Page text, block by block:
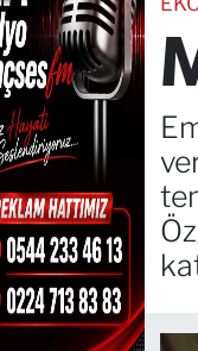
TEKNOLOJİ
CANLI DİNLE
RESMİ
Gencsesfm